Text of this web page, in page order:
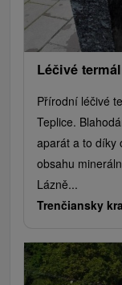
Vínne cesty
Léčivé
Přírodní léčivé
Teplice.
aparát a to díky
obsahu
Lázně...
Trenčiansky